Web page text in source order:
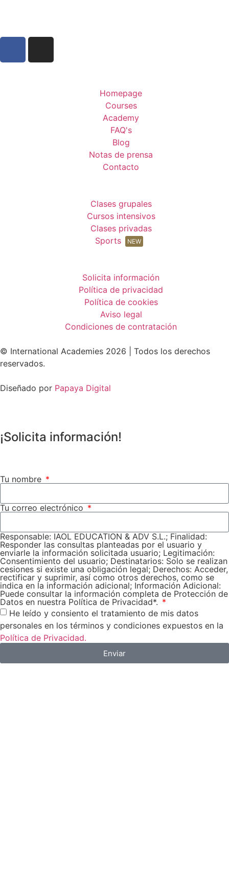
Homepage
Courses
Academy
FAQ's
Blog
Notas de prensa
Contacto
Clases grupales
Cursos intensivos
Clases privadas
Sports
NEW
Solicita información
Política de privacidad
Política de cookies
Aviso legal
Condiciones de contratación
© International Academies 2026 | Todos los derechos
reservados.
Diseñado por Papaya Digital
¡Solicita información!
Tu nombre
Tu correo electrónico
Responsable: IAOL EDUCATION & ADV S.L.; Finalidad:
Responder las consultas planteadas por el usuario y
enviarle la información solicitada usuario; Legitimación:
Consentimiento del usuario; Destinatarios: Solo se realizan
cesiones si existe una obligación legal; Derechos: Acceder,
rectificar y suprimir, así como otros derechos, como se
indica en la información adicional; Información Adicional:
Puede consultar la información completa de Protección de
Datos en nuestra Política de Privacidad*.
He leído y consiento el tratamiento de mis datos
personales en los términos y condiciones expuestos en la
Política de Privacidad.
Enviar